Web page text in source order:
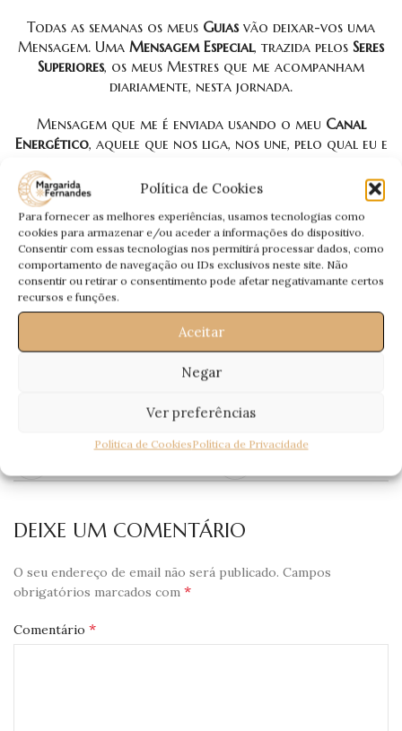
Política de Cookies
Para fornecer as melhores experiências, usamos tecnologias como
cookies para armazenar e/ou aceder a informações do dispositivo.
Consentir com essas tecnologias nos permitirá processar dados, como
comportamento de navegação ou IDs exclusivos neste site. Não
consentir ou retirar o consentimento pode afetar negativamante certos
recursos e funções.
Aceitar
Negar
Ver preferências
Política de CookiesPolítica de Privacidade
Todas as semanas os meus Guiasvão deixar-vos uma
Mensagem. Uma Mensagem Especial, trazida pelos Seres
Superiores, os meus Mestres que me acompanham
diariamente, nesta jornada.
Mensagem que me é enviada usando o meu Canal
Energético, aquele que nos liga, nos une, pelo qual eu e
interpretada por mim através da mediunidade.
UmaMensagem Especial, que quero deixar aqui e
agora… Entendam que é uma Mensagem não minha,
mas Deles 😀
Todas as semanas para vós:
Espirituais, porMargarida Fernandes🙂
Passem a Palavra!
DEIXE UM COMENTÁRIO
O seu endereço de email não será publicado. Campos
obrigatórios marcados com *
Comentário *